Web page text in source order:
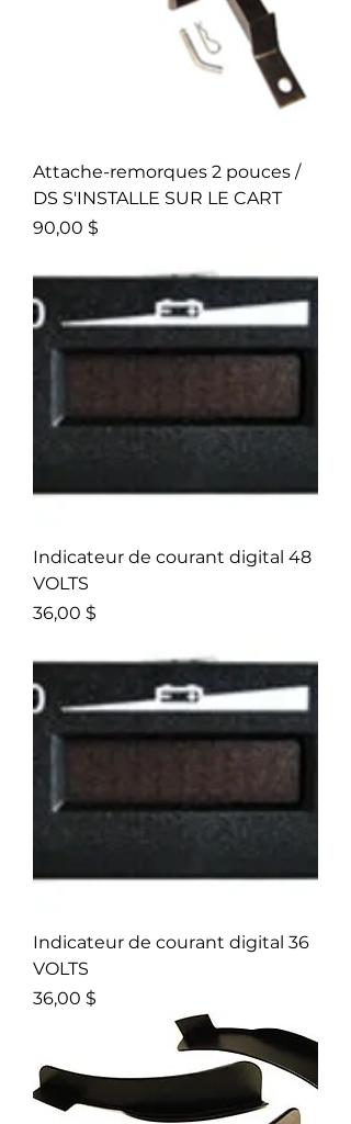
Attache-remorques 2 pouces /
DS S'INSTALLE SUR LE CART
Prix
90,00 $
Indicateur de courant digital 48
VOLTS
Prix
36,00 $
Indicateur de courant digital 36
VOLTS
Prix
36,00 $